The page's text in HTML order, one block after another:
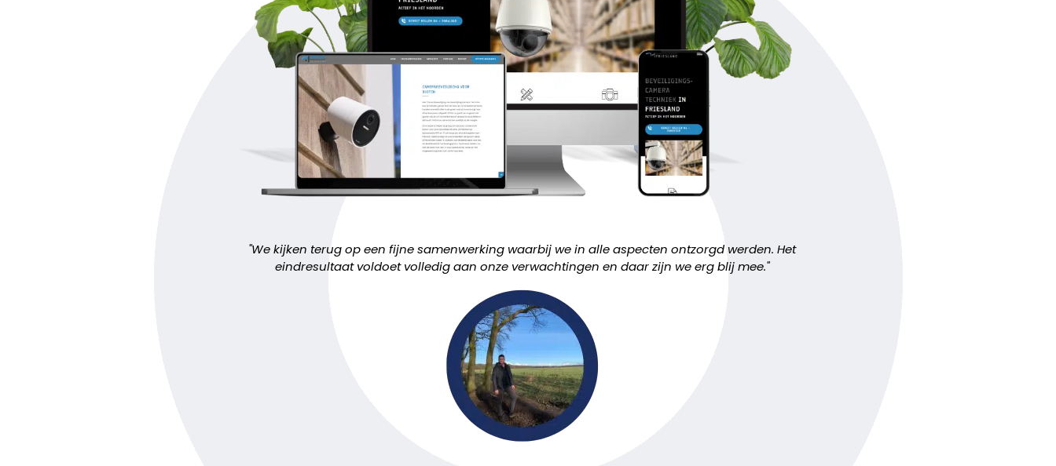
''We kijken terug op een fijne samenwerking waarbij we in alle aspecten ontzorgd werden. Het
eindresultaat voldoet volledig aan onze verwachtingen en daar zijn we erg blij mee.''